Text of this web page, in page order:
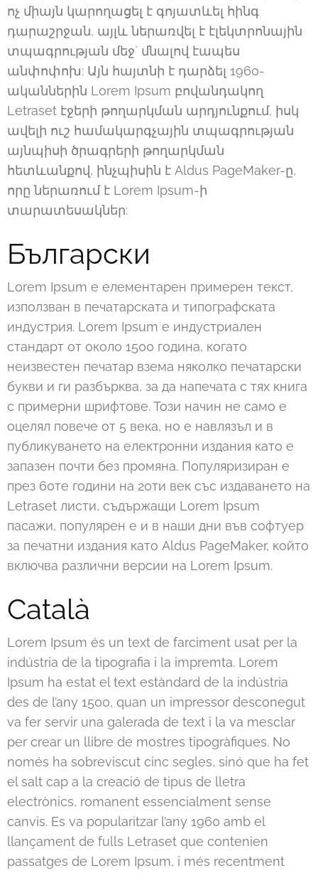
ոչ միայն կարողացել է գոյատևել հինգ
դարաշրջան, այլև ներառվել է էլեկտրոնային
տպագրության մեջ` մնալով էապես
անփոփոխ: Այն հայտնի է դարձել 1960-
ականներին Lorem Ipsum բովանդակող
Letraset էջերի թողարկման արդյունքում, իսկ
ավելի ուշ համակարգչային տպագրության
այնպիսի ծրագրերի թողարկման
հետևանքով, ինչպիսին է Aldus PageMaker-ը,
որը ներառում է Lorem Ipsum-ի
տարատեսակներ:
Български
Lorem Ipsum е елементарен примерен текст,
използван в печатарската и типографската
индустрия. Lorem Ipsum е индустриален
стандарт от около 1500 година, когато
неизвестен печатар взема няколко печатарски
букви и ги разбърква, за да напечата с тях книга
с примерни шрифтове. Този начин не само е
оцелял повече от 5 века, но е навлязъл и в
публикуването на електронни издания като е
запазен почти без промяна. Популяризиран е
през 60те години на 20ти век със издаването на
Letraset листи, съдържащи Lorem Ipsum
пасажи, популярен е и в наши дни във софтуер
за печатни издания като Aldus PageMaker, който
включва различни версии на Lorem Ipsum.
Català
Lorem Ipsum és un text de farciment usat per la
indústria de la tipografia i la impremta. Lorem
Ipsum ha estat el text estàndard de la indústria
des de l’any 1500, quan un impressor desconegut
va fer servir una galerada de text i la va mesclar
per crear un llibre de mostres tipogràfiques. No
només ha sobreviscut cinc segles, sinó que ha fet
el salt cap a la creació de tipus de lletra
electrònics, romanent essencialment sense
canvis. Es va popularitzar l’any 1960 amb el
llançament de fulls Letraset que contenien
passatges de Lorem Ipsum, i més recentment